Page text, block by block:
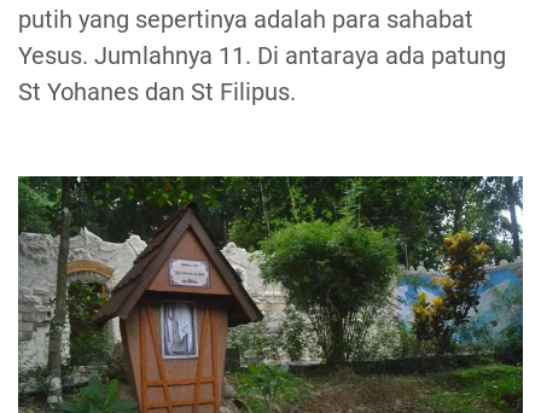
putih yang sepertinya adalah para sahabat
Yesus. Jumlahnya 11. Di antaraya ada patung
St Yohanes dan St Filipus.